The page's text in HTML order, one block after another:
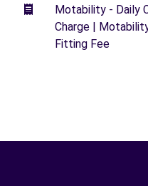
Motability - Daily
Charge |
Fitting Fee